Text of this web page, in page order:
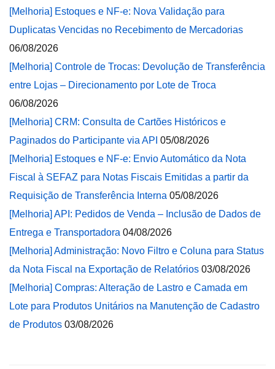
[Melhoria] Estoques e NF-e: Nova Validação para
Duplicatas Vencidas no Recebimento de Mercadorias
06/08/2026
[Melhoria] Controle de Trocas: Devolução de Transferência
entre Lojas – Direcionamento por Lote de Troca
06/08/2026
[Melhoria] CRM: Consulta de Cartões Históricos e
Paginados do Participante via API 05/08/2026
[Melhoria] Estoques e NF-e: Envio Automático da Nota
Fiscal à SEFAZ para Notas Fiscais Emitidas a partir da
Requisição de Transferência Interna 05/08/2026
[Melhoria] API: Pedidos de Venda – Inclusão de Dados de
Entrega e Transportadora 04/08/2026
[Melhoria] Administração: Novo Filtro e Coluna para Status
da Nota Fiscal na Exportação de Relatórios 03/08/2026
[Melhoria] Compras: Alteração de Lastro e Camada em
Lote para Produtos Unitários na Manutenção de Cadastro
de Produtos 03/08/2026